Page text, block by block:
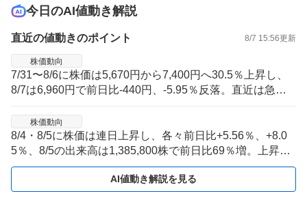
今日のAI値動き解説
直近の値動きのポイント 8/7 15:56更新
株価動向
7/31〜8/6に株価は5,670円から7,400円へ30.5％上昇し、
8/7は6,960円で前日比-440円、-5.95％反落。直近は急伸
い状態。
株価動向
8/4・8/5に株価は連日上昇し、各々前日比+5.56％、+8.0
5％、8/5の出来高は1,385,800株で前日比69％増。上昇が
複数日に連続し売買も膨らみ、直近の上値追いが短期間に
AI値動き解説を見る